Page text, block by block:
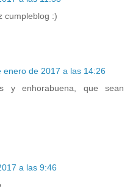
cumpleblog :)
enero de 2017 a las 14:26
y enhorabuena, que sean
a las 9:46